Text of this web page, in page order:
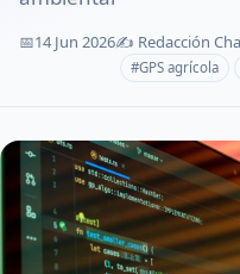
📅14 Jun 2026✍️ Redacción
#GPS agrícola